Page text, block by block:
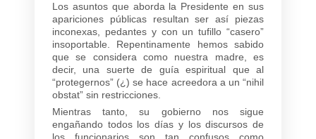
Los asuntos que aborda la Presidente en sus
apariciones públicas resultan ser así piezas
inconexas, pedantes y con un tufillo “casero”
insoportable. Repentinamente hemos sabido
que se considera como nuestra madre, es
decir, una suerte de guía espiritual que al
“protegernos” (¿) se hace acreedora a un “nihil
obstat” sin restricciones.
Mientras tanto, su gobierno nos sigue
engañando todos los días y los discursos de